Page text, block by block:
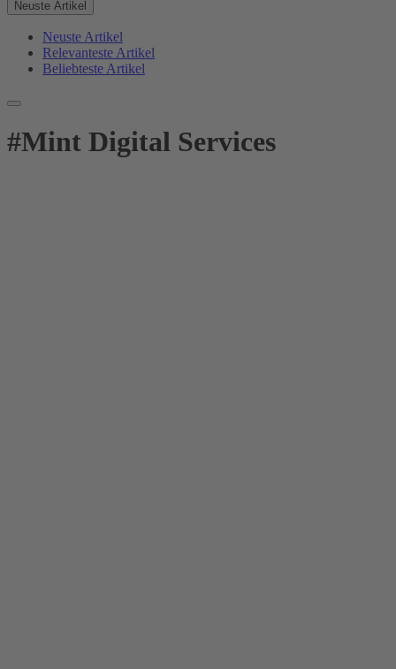
Neuste Artikel
Neuste Artikel
Relevanteste Artikel
Beliebteste Artikel
#Mint Digital Services